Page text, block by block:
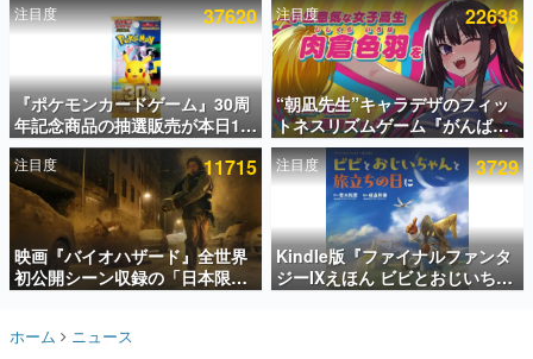
電ファミのいま読まれている記事ランキング
アプリセール情報
インタビュー
連載・特集一覧
殿堂入り記事
SNS拡散数が数千以上！ ページビュー数万以上！ などな
ど。多くの人々に読まれた、電ファミ渾身の“殿堂入り”記
事をまとめました。
名作ゲームクリエイターの方々に製作時のエピソードをお
注目度 37620
『ポケモンカードゲーム』30周
年記念商品の抽選販売が本日12
時より開始。拡張パック「30th
CELEBRATION」のボックス
に、「プレミアムデッキセット
エーフィ・ブラッキー」
「FUTURISTIC BOX」の計3商
品
注目度 22638
“朝凪先生”キャラデザのフィッ
トネスリズムゲーム『がんば
れ！チアリズム』Steamストア
ページが公開。キャラクターの
CVは陽向葵ゅかさん
注目度 11715
映画『バイオハザード』全世界
初公開シーン収録の「日本限
定」予告映像が解禁。バイオの
「ラクーンシティ総合病院」へ
注目度 3729
Kindle版『ファイナルファンタ
ジーIXえほん ビビとおじいちゃ
んと旅立ちの日に』が半額の
ホーム ニュース